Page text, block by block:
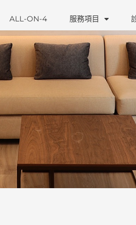
ALL-ON-4 服務項目